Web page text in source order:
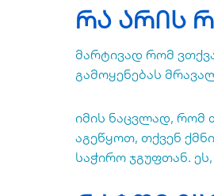
რა არის
მარტივად რომ
გამოყენებას
იმის ნაცვლად, რომ
აგეწყოთ, თქვენ
საჭირო ჯგუფთან.